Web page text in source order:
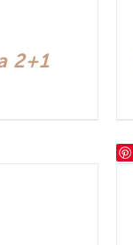
2+1